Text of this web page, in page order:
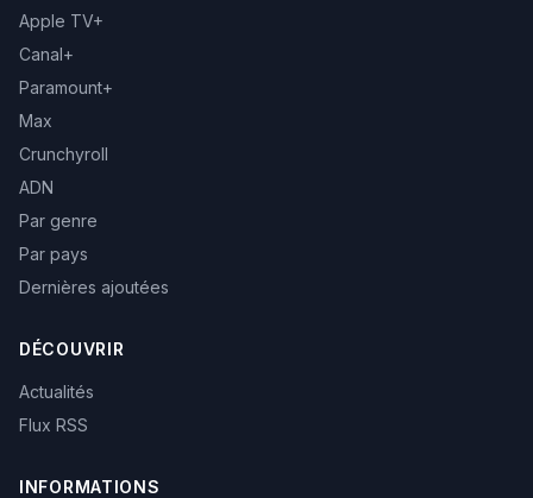
Apple TV+
Canal+
Paramount+
Max
Crunchyroll
ADN
Par genre
Par pays
Dernières ajoutées
DÉCOUVRIR
Actualités
Flux RSS
INFORMATIONS